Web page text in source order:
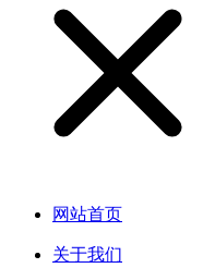
网站首页
关于我们